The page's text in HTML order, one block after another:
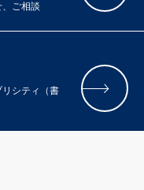
ご相談
シティ（書